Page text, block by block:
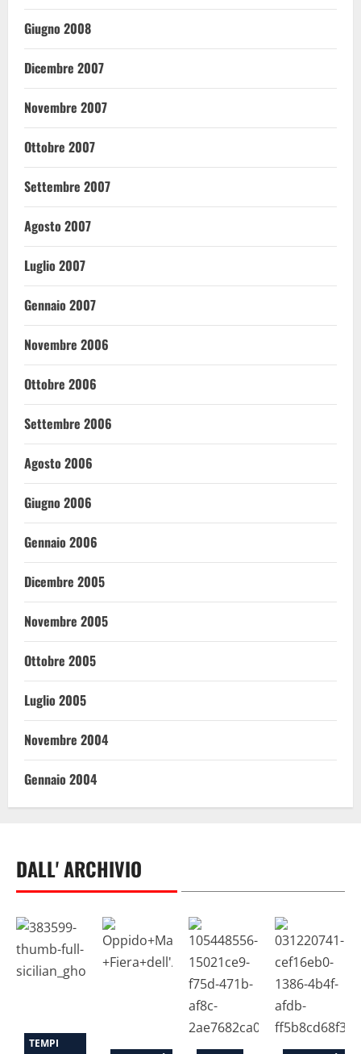
Giugno 2008
Dicembre 2007
Novembre 2007
Ottobre 2007
Settembre 2007
Agosto 2007
Luglio 2007
Gennaio 2007
Novembre 2006
Ottobre 2006
Settembre 2006
Agosto 2006
Giugno 2006
Gennaio 2006
Dicembre 2005
Novembre 2005
Ottobre 2005
Luglio 2005
Novembre 2004
Gennaio 2004
DALL' ARCHIVIO
TEMPI